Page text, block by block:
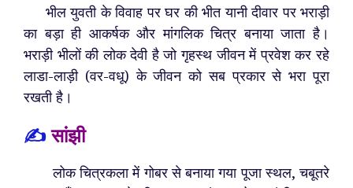
भील युवती के विवाह पर घर की भीत यानी दीवार पर भराड़ी
का बड़ा ही आकर्षक और मांगलिक चित्र बनाया जाता है।
भराड़ी भीलों की लोक देवी है जो गृहस्थ जीवन में प्रवेश कर रहे
लाडा-लाड़ी (वर-वधू) के जीवन को सब प्रकार से भरा पूरा
रखती है।
✍️सांझी
लोक चित्रकला में गोबर से बनाया गया पूजा स्थल, चबूतरे